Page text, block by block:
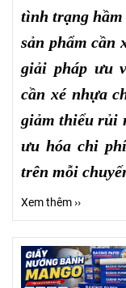
tình trạng hầm
sản phẩm cần
giải pháp ưu
cần xé nhựa
giảm thiểu rủi
ưu hóa chi
trên mỗi
Xem thêm ››